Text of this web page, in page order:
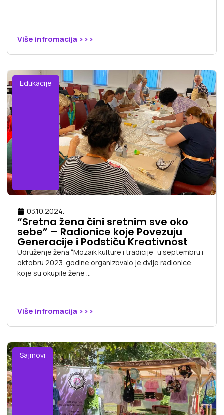
Više infromacija >>>
Edukacije
03.10.2024.
“Sretna žena čini sretnim sve oko
sebe” – Radionice koje Povezuju
Generacije i Podstiču Kreativnost
Udruženje žena “Mozaik kulture i tradicije” u septembru i
oktobru 2023. godine organizovalo je dvije radionice
koje su okupile žene ...
Više infromacija >>>
Sajmovi